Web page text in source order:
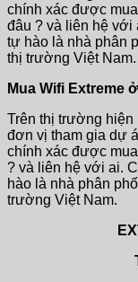
chính xác được mua
đâu ? và liên hệ với
tự hào là nhà phân
thị trường Việt Nam.
Mua Wifi Extreme
Trên thị trường
đơn vị tham gia dự
chính xác được mua
? và liên hệ với ai.
hào là nhà phân
trường Việt Nam.